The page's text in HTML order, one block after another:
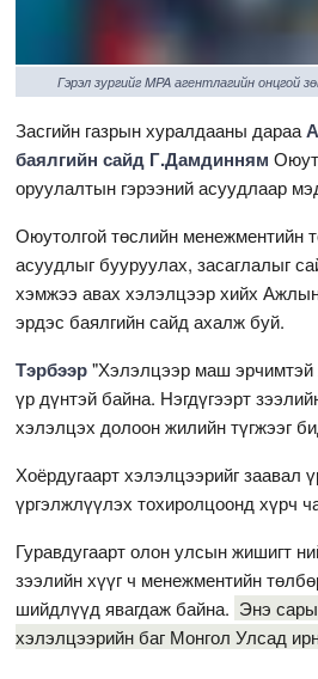
Гэрэл зургийг MPA агентлагийн онцгой
Засгийн газрын хуралдааны дараа
баялгийн сайд Г.Дамдинням
оруулалтын гэрээний асуудлаар
Оюутолгой төслийн менежментийн
асуудлыг бууруулах, засаглалыг
хэмжээ авах хэлэлцээр хийх
эрдэс баялгийн сайд ахалж буй.
Тэрбээр"Хэлэлцээр маш эрчимтэй
үр дүнтэй байна. Нэгдүгээрт
хэлэлцэх долоон жилийн түгжээг
Хоёрдугаарт хэлэлцээрийг заавал
үргэлжлүүлэх тохиролцоонд хүрч
Гуравдугаарт олон улсын жишигт
зээлийн хүүг ч менежментийн
шийдлүүд явагдаж байна. Энэ
хэлэлцээрийн баг Монгол Улсад